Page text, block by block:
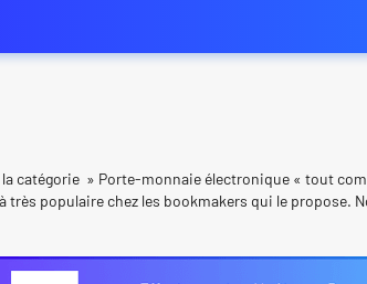
catégorie » Porte-monnaie électronique « tout
très populaire chez les bookmakers qui le